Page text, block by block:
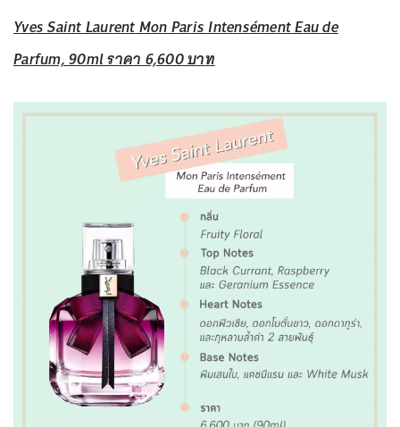
Yves Saint Laurent Mon Paris Intensément Eau de
Parfum, 90ml ราคา 6,600 บาท